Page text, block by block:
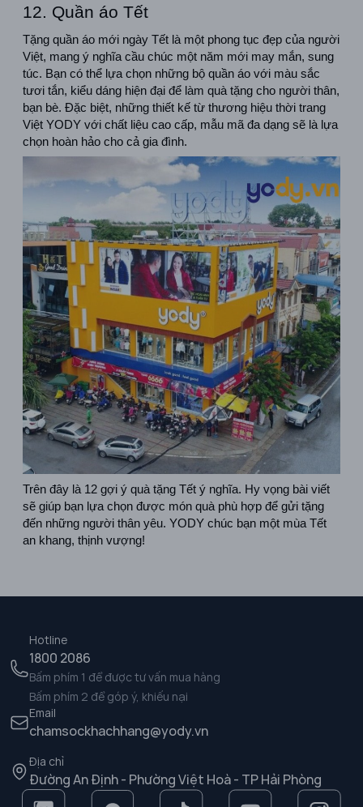
12. Quần áo Tết
Tặng quần áo mới ngày Tết là một phong tục đẹp của người
Việt, mang ý nghĩa cầu chúc một năm mới may mắn, sung
túc. Bạn có thể lựa chọn những bộ quần áo với màu sắc
tươi tắn, kiểu dáng hiện đại để làm quà tặng cho người thân,
bạn bè. Đặc biệt, những thiết kế từ thương hiệu thời trang
Việt YODY với chất liệu cao cấp, mẫu mã đa dạng sẽ là lựa
chọn hoàn hảo cho cả gia đình.
Trên đây là 12 gợi ý quà tặng Tết ý nghĩa. Hy vọng bài viết
sẽ giúp bạn lựa chọn được món quà phù hợp để gửi tặng
đến những người thân yêu. YODY chúc bạn một mùa Tết
an khang, thịnh vượng!
Hotline
1800 2086
Bấm phím 1 để được tư vấn mua hàng
Bấm phím 2 để góp ý, khiếu nại
Email
chamsockhachhang@yody.vn
Địa chỉ
Đường An Định - Phường Việt Hoà - TP Hải Phòng